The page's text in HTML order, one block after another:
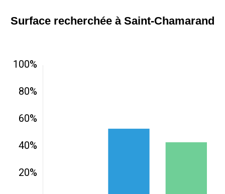
Surface recherchée à Saint-Chamarand